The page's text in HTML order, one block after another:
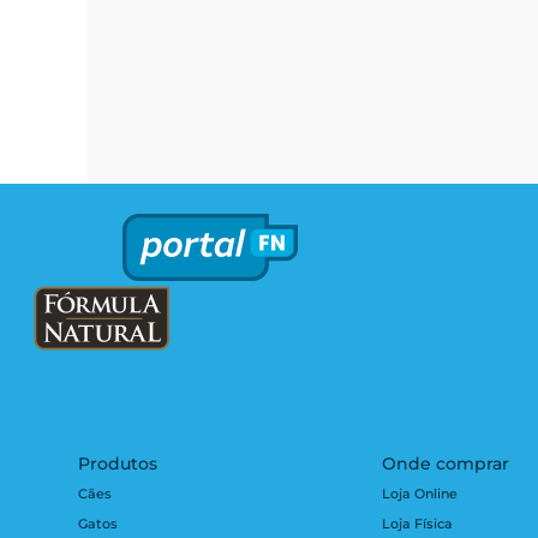
Produtos
Cães
Gatos
Onde comprar
Loja Online
Loja Física